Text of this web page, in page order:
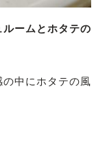
ルームとホタテの
中にホタテの風